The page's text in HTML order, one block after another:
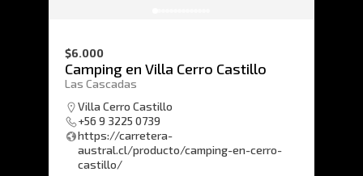
$6.000
Camping en Villa Cerro Castillo
Las Cascadas
Villa Cerro Castillo
+56 9 3225 0739
https://carretera-
austral.cl/producto/camping-en-cerro-
castillo/